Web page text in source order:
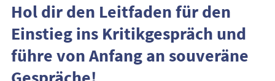
Hol dir den Leitfaden für den
Einstieg ins Kritikgespräch und
führe von Anfang an souveräne